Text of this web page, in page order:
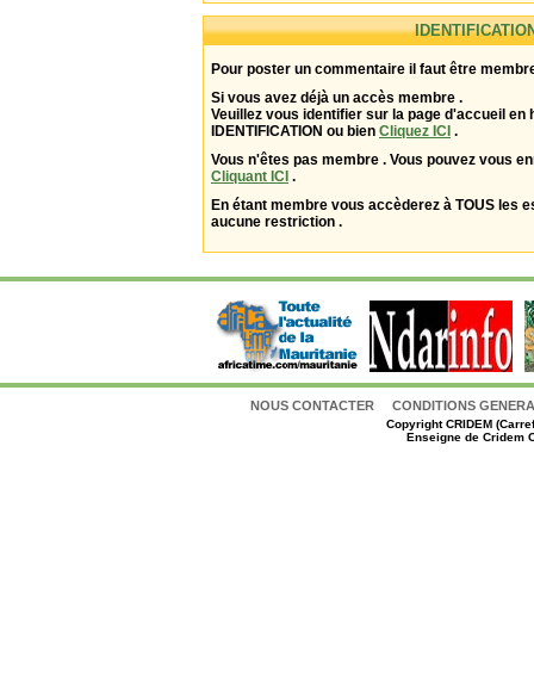
Pour poster un commentaire il faut être
Si vous avez déjà un accès membre .
Veuillez vous identifier sur la page d'accueil en
IDENTIFICATION ou bien Cliquez ICI .
Vous n'êtes pas membre . Vous pouvez vous
Cliquant ICI .
En étant membre vous accèderez à TOUS les
aucune restriction .
NOUS CONTACTER CONDITIONS
CopyrightCRIDEM
Enseigne de Cridem